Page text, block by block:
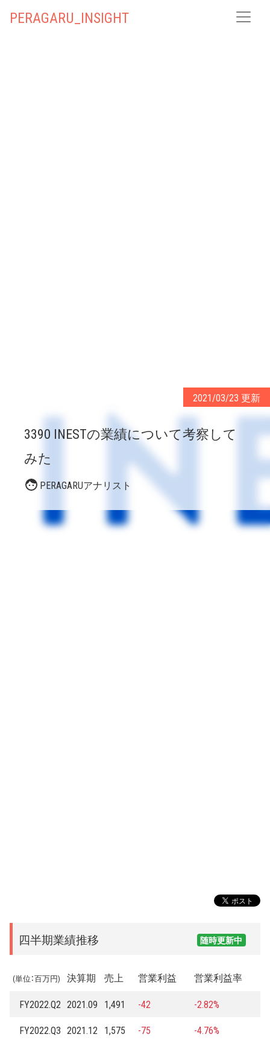
PERAGARU_INSIGHT
3390 INESTの業績について考察して
みた
2021/03/23 更新
PERAGARUアナリスト
四半期業績推移 随時更新中
(単位：百万円) 決算期 売上 営業利益
営業利益率
FY2022.Q2 2021.09 1,491 -42
-2.82%
FY2022.Q3 2021.12 1,575 -75
-4.76%